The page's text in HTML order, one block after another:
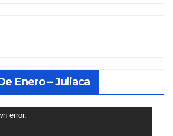
Enero – Juliaca
error.